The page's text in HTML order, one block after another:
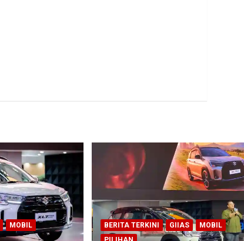
MOBIL
BERITA TERKINI GIIAS
MOBIL